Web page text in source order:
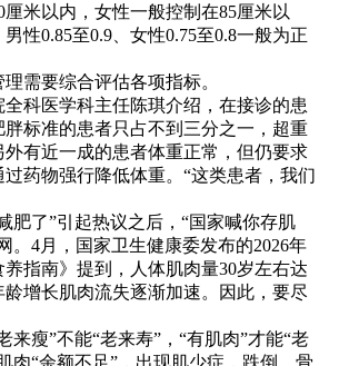
米以内，女性一般控制在85厘米以
性0.85至0.9、女性0.75至0.8一般为正
要综合评估各项指标。
医学科主任陈琪介绍，在接诊的患
标准的患者只占不到三分之一，超重
外有近一成的患者体重正常，但仍要求
药物强行降低体重。“这类患者，我们
了”引起热议之后，“国家喊你存肌
。4月，国家卫生健康委发布的2026年
指南》提到，人体肌肉量30岁左右达
增长肌肉流失逐渐加速。因此，要尽
瘦”不能“老来寿”，“有肌肉”才能“老
肉“余额不足”，出现肌少症，跌倒、骨